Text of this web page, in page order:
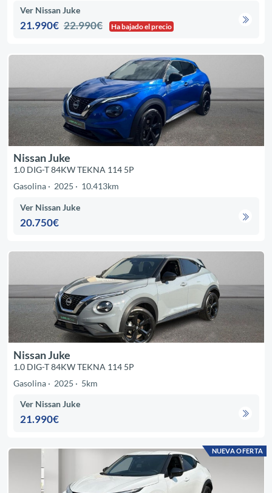
Ver Nissan Juke
21.990€ 22.990€ Ha bajado el precio
Nissan Juke
1.0 DIG-T 84KW TEKNA 114 5P
Gasolina
2025 10.413km
Ver Nissan Juke
20.750€
Nissan Juke
1.0 DIG-T 84KW TEKNA 114 5P
Gasolina
2025 5km
Ver Nissan Juke
21.990€
NUEVA OFERTA